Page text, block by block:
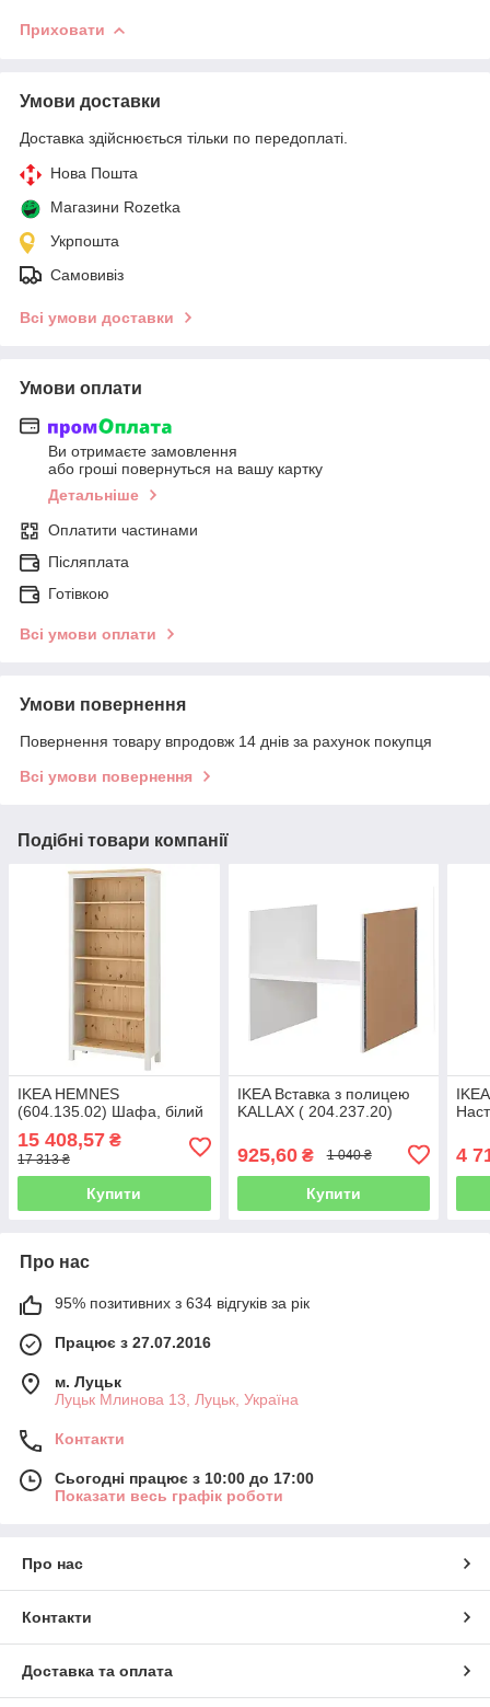
Приховати
Умови доставки
Доставка здійснюється тільки по передоплаті.
Нова Пошта
Магазини Rozetka
Укрпошта
Самовивіз
Всі умови доставки
Умови оплати
Ви отримаєте замовлення
або гроші повернуться на вашу картку
Детальніше
Оплатити частинами
Післяплата
Готівкою
Всі умови оплати
Умови повернення
Повернення товару впродовж 14 днів за рахунок покупця
Всі умови повернення
Подібні товари компанії
IKEA HEMNES
(604.135.02) Шафа, білий
15 408,57 ₴
17 313 ₴
Купити
IKEA Вставка з полицею
KALLAX ( 204.237.20)
925,60₴ 1 040 ₴
Купити
4
Про нас
95% позитивних з 634 відгуків за рік
Працює з 27.07.2016
м. Луцьк
Луцьк Млинова 13, Луцьк, Україна
Контакти
Сьогодні працює з 10:00 до 17:00
Показати весь графік роботи
Про нас
Контакти
Доставка та оплата